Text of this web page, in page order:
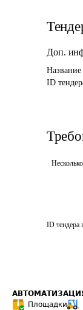
Доп.
Название
ID
ID тендера
Площадки